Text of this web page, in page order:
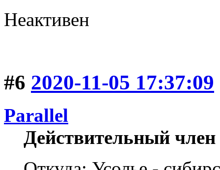
Неактивен
#6 2020-11-05 17:37:09
Parallel
Действительный член